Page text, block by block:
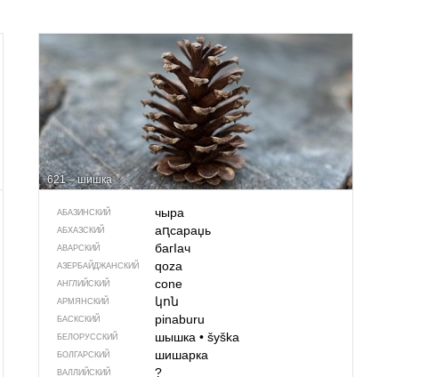
621 – шишка
АБАЗИНСКИЙ чыра
АБХАЗСКИЙ аԥсараџь
АВАРСКИЙ багIач
АЗЕРБАЙДЖАН­СКИЙ qoza
АНГЛИЙСКИЙ cone
АРМЯНСКИЙ կոն
БАСКСКИЙ pinaburu
БЕЛОРУССКИЙ шышка• šyška
БОЛГАРСКИЙ шишарка
ВАЛЛИЙСКИЙ ?